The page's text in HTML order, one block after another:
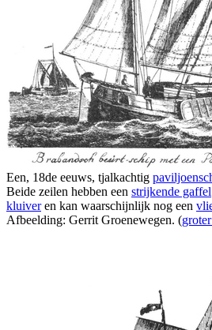
Een, 18de eeuws, tjalkachtig
Beide zeilen hebben een strijkende gaffel
kluiveren kan waarschijnlijk nog een
Afbeelding: Gerrit Groenewegen. (